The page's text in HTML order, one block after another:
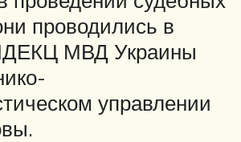
проводились в
МВД Украины
управлении